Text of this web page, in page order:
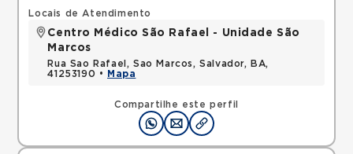
Compartilhe este perfil
Locais de Atendimento
Centro Médico São Rafael - Unidade São
Marcos
Rua Sao Rafael, Sao Marcos, Salvador, BA,
41253190 •
Mapa